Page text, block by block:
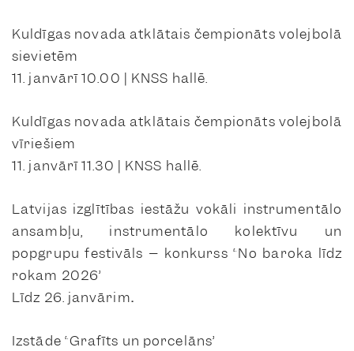
Kuldīgas novada atklātais čempionāts volejbolā
sievietēm
11. janvārī 10.00 | KNSS hallē.
Kuldīgas novada atklātais čempionāts volejbolā
vīriešiem
11. janvārī 11.30 | KNSS hallē.
Latvijas izglītības iestāžu vokāli instrumentālo
ansambļu, instrumentālo kolektīvu un
popgrupu festivāls – konkurss “No baroka līdz
rokam 2026”
Līdz 26. janvārim.
Izstāde “Grafīts un porcelāns”